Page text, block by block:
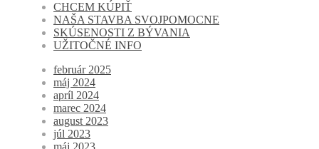
CHCEM KÚPIŤ
NAŠA STAVBA SVOJPOMOCNE
SKÚSENOSTI Z BÝVANIA
UŽITOČNÉ INFO
február 2025
máj 2024
apríl 2024
marec 2024
august 2023
júl 2023
máj 2023